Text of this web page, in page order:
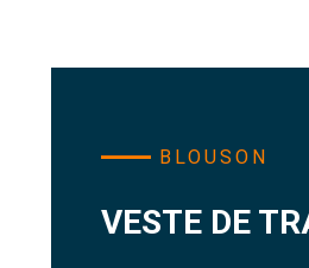
BLOUSON
VESTE DE